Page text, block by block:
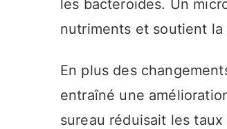
les bacteroïdes. Un
nutriments et soutient
En plus des
entraîné une
sureau réduisait les